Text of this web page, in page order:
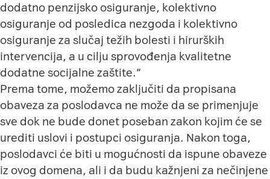
dodatno penzijsko osiguranje, kolektivno
osiguranje od posledica nezgoda i kolektivno
osiguranje za slučaj težih bolesti i hirurških
intervencija, a u cilju sprovođenja kvalitetne
dodatne socijalne zaštite.“
Prema tome, možemo zaključiti da propisana
obaveza za poslodavca ne može da se primenjuje
sve dok ne bude donet poseban zakon kojim će se
urediti uslovi i postupci osiguranja. Nakon toga,
poslodavci će biti u mogućnosti da ispune obaveze
iz ovog domena, ali i da budu kažnjeni za nečinjene